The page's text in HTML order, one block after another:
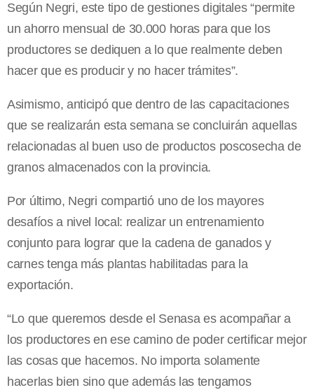
Según Negri, este tipo de gestiones digitales “permite
un ahorro mensual de 30.000 horas para que los
productores se dediquen a lo que realmente deben
hacer que es producir y no hacer trámites”.
Asimismo, anticipó que dentro de las capacitaciones
que se realizarán esta semana se concluirán aquellas
relacionadas al buen uso de productos poscosecha de
granos almacenados con la provincia.
Por último, Negri compartió uno de los mayores
desafíos a nivel local: realizar un entrenamiento
conjunto para lograr que la cadena de ganados y
carnes tenga más plantas habilitadas para la
exportación.
“Lo que queremos desde el Senasa es acompañar a
los productores en ese camino de poder certificar mejor
las cosas que hacemos. No importa solamente
hacerlas bien sino que además las tengamos